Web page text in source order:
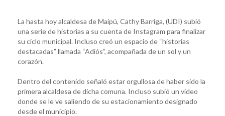
La hasta hoy alcaldesa de Maipú, Cathy Barriga, (UDI) subió
una serie de historias a su cuenta de Instagram para finalizar
su ciclo municipal. Incluso creó un espacio de “historias
destacadas” llamada “Adiós”, acompañada de un sol y un
corazón.
Dentro del contenido señaló estar orgullosa de haber sido la
primera alcaldesa de dicha comuna. Incluso subió un video
donde se le ve saliendo de su estacionamiento designado
desde el municipio.